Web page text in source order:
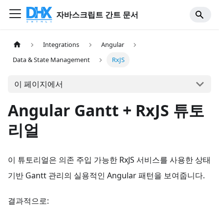
자바스크립트 간트 문서
Integrations
Angular
Data & State Management
RxJS
이 페이지에서
Angular Gantt + RxJS 튜토
리얼
이 튜토리얼은 의존 주입 가능한 RxJS 서비스를 사용한 상태
기반 Gantt 관리의 실용적인 Angular 패턴을 보여줍니다.
결과적으로: